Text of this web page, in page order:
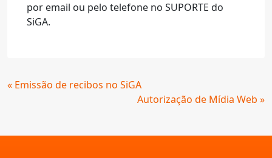
por email ou pelo telefone no SUPORTE do
SiGA.
Continue
« Emissão de recibos no SiGA
Autorização de Mídia Web »